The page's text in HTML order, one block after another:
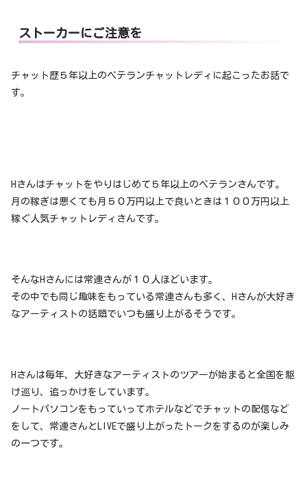
ストーカーにご注意を
チャット歴５年以上のベテランチャットレディに起こったお話で
す。
Hさんはチャットをやりはじめて５年以上のベテランさんです。
月の稼ぎは悪くても月５０万円以上で良いときは１００万円以上
稼ぐ人気チャットレディさんです。
そんなHさんには常連さんが１０人ほどいます。
その中でも同じ趣味をもっている常連さんも多く、Hさんが大好き
なアーティストの話題でいつも盛り上がるそうです。
Hさんは毎年、大好きなアーティストのツアーが始まると全国を駆
け巡り、追っかけをしています。
ノートパソコンをもっていってホテルなどでチャットの配信など
をして、常連さんとLIVEで盛り上がったトークをするのが楽しみ
の一つです。